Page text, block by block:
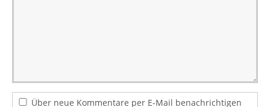
Über neue Kommentare per E-Mail benachrichtigen